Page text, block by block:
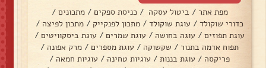
מפת אתר / ביטול עסקה / כניסת ספקים / מתכונים /
כדורי שוקולד / עוגת שוקולד / מתכון לפנקייק / מתכון לפיצה /
עוגת תפוזים / עוגה בחושה / עוגת שמרים / עוגת ביסקוויטים /
תפוח אדמה בתנור / שקשוקה / עוגת מספרים / מרק אפונה /
פריקסה / עוגת בננות / עוגיות טחינה / עוגיות חמאה /